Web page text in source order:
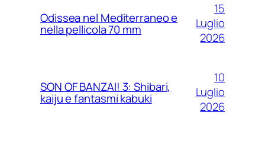
Odissea nel Mediterraneo e
nella pellicola 70 mm
15
Luglio
2026
SON OF BANZAI! 3: Shibari,
kaiju e fantasmi kabuki
10
Luglio
2026